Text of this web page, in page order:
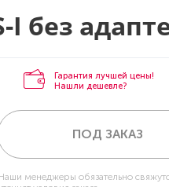
I без
Гарантия лучшей цены!
Нашли дешевле?
ПОД ЗАКАЗ
менеджеры обязательно